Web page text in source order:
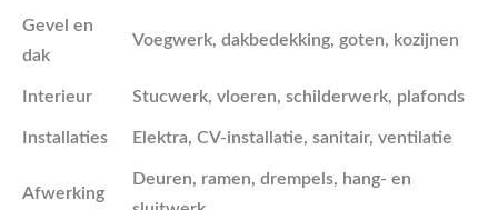
Gevel en
dak
Voegwerk, dakbedekking, goten, kozijnen
Interieur Stucwerk, vloeren, schilderwerk, plafonds
Installaties Elektra, CV-installatie, sanitair, ventilatie
Afwerking
Deuren, ramen, drempels, hang- en